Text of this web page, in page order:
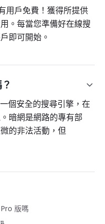
用戶免費！獲得所提供
。每當您準備好在線搜
即可開始。
個安全的搜尋引擎，在
暗網是網路的專有部
的非法活動，但
版嗎